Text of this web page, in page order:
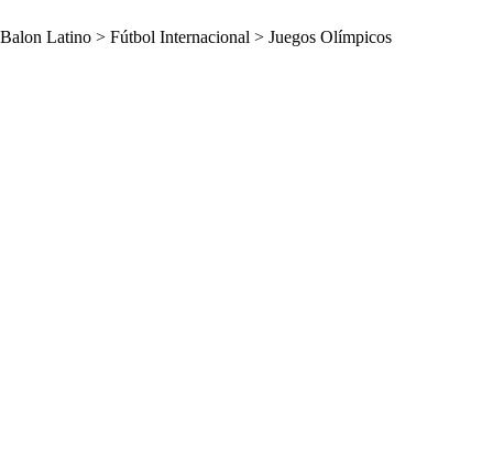
Balon Latino > Fútbol Internacional > Juegos Olímpicos